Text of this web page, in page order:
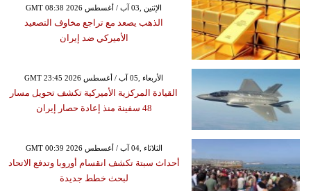
GMT 08:38 2026 الإثنين ,03 آب / أغسطس
الذهب يصعد مع تراجع مخاوف التصعيد
الأميركي ضد إيران
GMT 23:45 2026 الأربعاء ,05 آب / أغسطس
القيادة المركزية الأميركية تكشف تحويل مسار
48 سفينة منذ إعادة حصار إيران
GMT 00:39 2026 الثلاثاء ,04 آب / أغسطس
أحداث سبتة تكشف انقسام أوروبا وتدفع الاتحاد
لبحث خطط جديدة